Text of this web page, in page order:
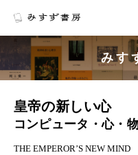
みす
皇帝の新しい心
コンピュータ・心・
THE EMPEROR’S NEW MIND